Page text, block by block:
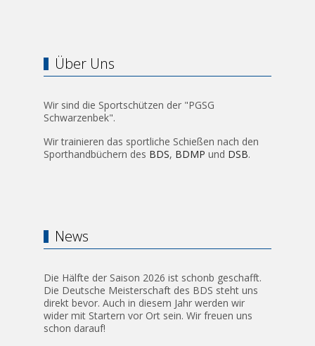
Über Uns
Wir sind die Sportschützen der "PGSG
Schwarzenbek".
Wir trainieren das sportliche Schießen nach den
Sporthandbüchern des BDS, BDMP und DSB.
News
Die Hälfte der Saison 2026 ist schonb geschafft.
Die Deutsche Meisterschaft des BDS steht uns
direkt bevor. Auch in diesem Jahr werden wir
wider mit Startern vor Ort sein. Wir freuen uns
schon darauf!